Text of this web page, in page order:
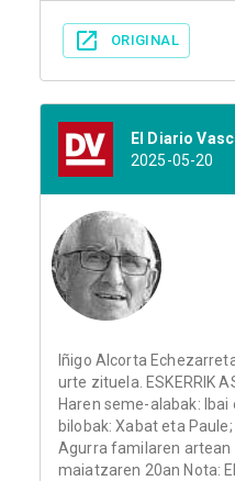
ORIGINAL
El Diario
2025-05-20
Iñigo Alcorta
urte zituela. ESKERRIK
Haren seme-alabak:
bilobak: Xabat eta
Agurra familaren artean
maiatzaren 20an Nota: